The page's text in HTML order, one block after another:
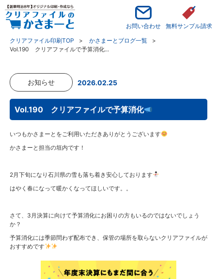
お問い合わせ
無料サンプル請求
クリアファイル印刷TOP
かさまーとブログ一覧
Vol.190 クリアファイルで予算消化...
お知らせ 2026.02.25
Vol.190 クリアファイルで予算消化
いつもかさまーとをご利用いただきありがとうございます
かさまーと担当の垣内です！
2月下旬になり石川県の雪も落ち着き安心しております
はやく春になって暖かくなってほしいです。。
さて、3月決算に向けて予算消化にお困りの方もいるのではないでしょう
か？
予算消化には季節問わず配布でき、保管の場所を取らないクリアファイルが
おすすめです